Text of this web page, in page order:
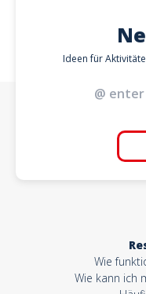
Ideen für
Wie
Wie kann ich